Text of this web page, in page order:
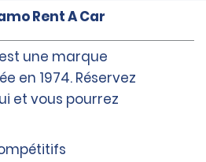
Rent A Car
une marque
en 1974. Réservez
et vous pourrez